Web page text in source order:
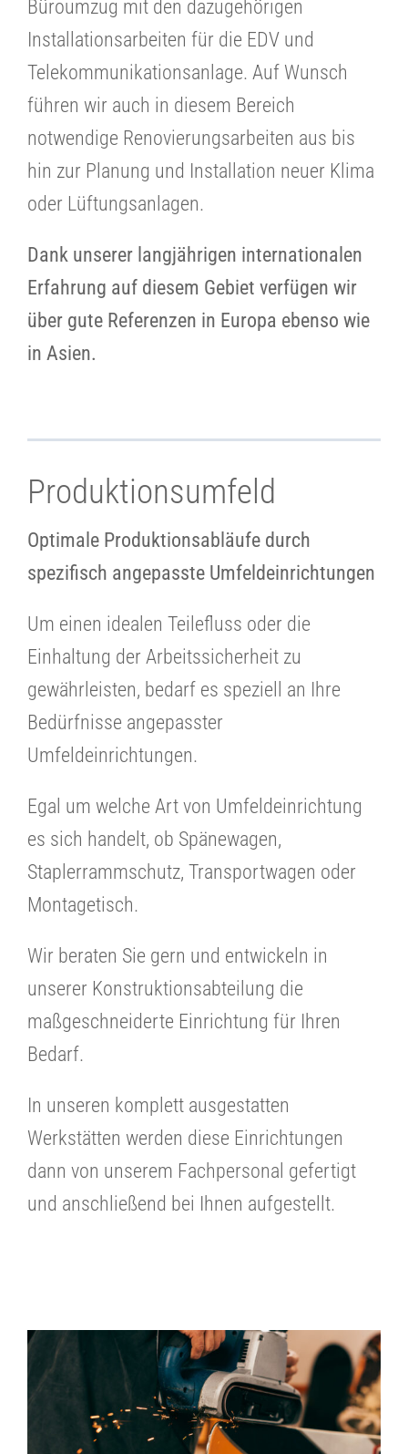
Büroumzug mit den dazugehörigen
Installationsarbeiten für die EDV und
Telekommunikationsanlage. Auf Wunsch
führen wir auch in diesem Bereich
notwendige Renovierungsarbeiten aus bis
hin zur Planung und Installation neuer Klima
oder Lüftungsanlagen.
Dank unserer langjährigen internationalen
Erfahrung auf diesem Gebiet verfügen wir
über gute Referenzen in Europa ebenso wie
in Asien.
Produktionsumfeld
Optimale Produktionsabläufe durch
spezifisch angepasste Umfeldeinrichtungen
Um einen idealen Teilefluss oder die
Einhaltung der Arbeitssicherheit zu
gewährleisten, bedarf es speziell an Ihre
Bedürfnisse angepasster
Umfeldeinrichtungen.
Egal um welche Art von Umfeldeinrichtung
es sich handelt, ob Spänewagen,
Staplerrammschutz, Transportwagen oder
Montagetisch.
Wir beraten Sie gern und entwickeln in
unserer Konstruktionsabteilung die
maßgeschneiderte Einrichtung für Ihren
Bedarf.
In unseren komplett ausgestatten
Werkstätten werden diese Einrichtungen
dann von unserem Fachpersonal gefertigt
und anschließend bei Ihnen aufgestellt.